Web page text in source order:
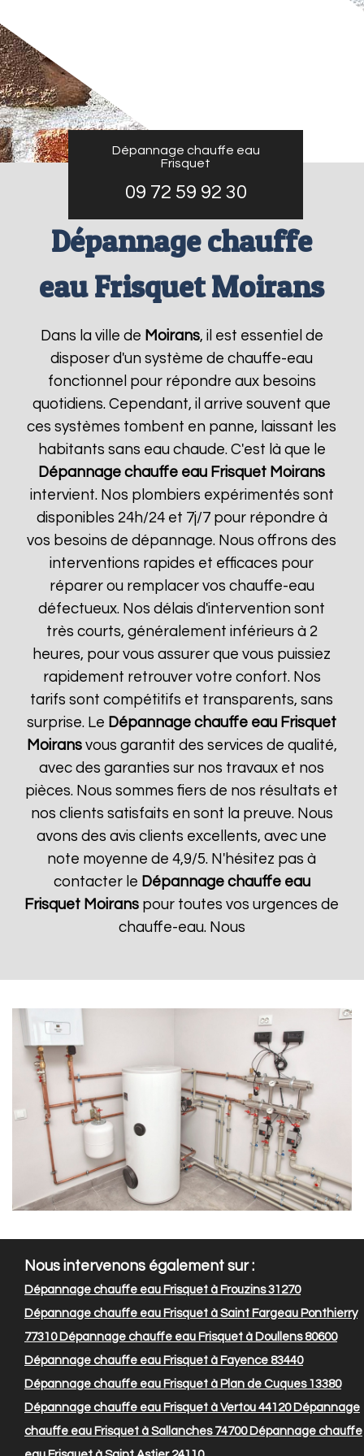
Dépannage chauffe eau
Frisquet
09 72 59 92 30
Dépannage chauffe
eau Frisquet Moirans
Dans la ville de Moirans, il est essentiel de
disposer d'un système de chauffe-eau
fonctionnel pour répondre aux besoins
quotidiens. Cependant, il arrive souvent que
ces systèmes tombent en panne, laissant les
habitants sans eau chaude. C'est là que le
Dépannage chauffe eau Frisquet Moirans
intervient. Nos plombiers expérimentés sont
disponibles 24h/24 et 7j/7 pour répondre à
vos besoins de dépannage. Nous offrons des
interventions rapides et efficaces pour
réparer ou remplacer vos chauffe-eau
défectueux. Nos délais d'intervention sont
très courts, généralement inférieurs à 2
heures, pour vous assurer que vous puissiez
rapidement retrouver votre confort. Nos
tarifs sont compétitifs et transparents, sans
surprise. Le Dépannage chauffe eau Frisquet
Moiransvous garantit des services de qualité,
avec des garanties sur nos travaux et nos
pièces. Nous sommes fiers de nos résultats et
nos clients satisfaits en sont la preuve. Nous
avons des avis clients excellents, avec une
note moyenne de 4,9/5. N'hésitez pas à
contacter le Dépannage chauffe eau
Frisquet Moirans pour toutes vos urgences de
chauffe-eau. Nous
Nous intervenons également sur :
Dépannage chauffe eau Frisquet à Frouzins 31270
Dépannage chauffe eau Frisquet à Saint Fargeau Ponthierry
77310Dépannage chauffe eau Frisquet à Doullens 80600
Dépannage chauffe eau Frisquet à Fayence 83440
Dépannage chauffe eau Frisquet à Plan de Cuques 13380
Dépannage chauffe eau Frisquet à Vertou 44120Dépannage
chauffe eau Frisquet à Sallanches 74700Dépannage chauffe